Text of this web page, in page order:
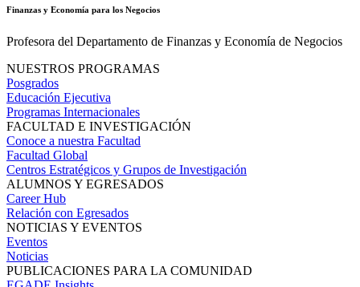
Finanzas y Economía para los Negocios
Profesora del Departamento de Finanzas y Economía de Negocios
NUESTROS PROGRAMAS
Posgrados
Educación Ejecutiva
Programas Internacionales
FACULTAD E INVESTIGACIÓN
Conoce a nuestra Facultad
Facultad Global
Centros Estratégicos y Grupos de Investigación
ALUMNOS Y EGRESADOS
Career Hub
Relación con Egresados
NOTICIAS Y EVENTOS
Eventos
Noticias
PUBLICACIONES PARA LA COMUNIDAD